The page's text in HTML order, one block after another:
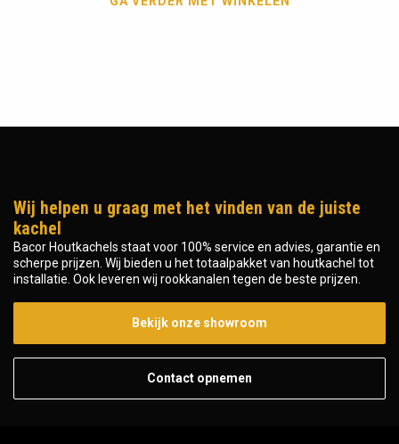
Wij helpen u graag met het vinden van de juiste
kachel
Bacor Houtkachels staat voor 100% service en advies, garantie en
scherpe prijzen. Wij bieden u het totaalpakket van houtkachel tot
installatie. Ook leveren wij rookkanalen tegen de beste prijzen.
Bekijk onze showroom
Contact opnemen